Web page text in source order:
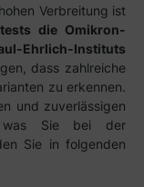
Verbreitung ist
die Omikron-
Ehrlich-Instituts
dass zahlreiche
zu erkennen.
und zuverlässigen
was Sie bei der
Sie in folgenden